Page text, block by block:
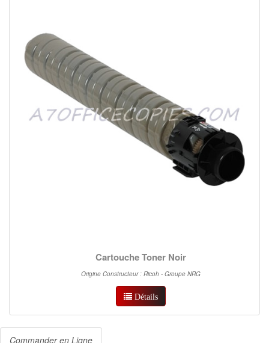
Cartouche Toner Noir
Origine Constructeur : Ricoh - Groupe NRG
Détails
Commander en Ligne